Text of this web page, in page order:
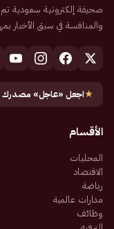
والمنافسة في سبق الأخبار
★اجعل «عاجل» مصدرك
الأقسام
المحليات
الاقتصاد
رياضة
مدارات عالمية
وظائف